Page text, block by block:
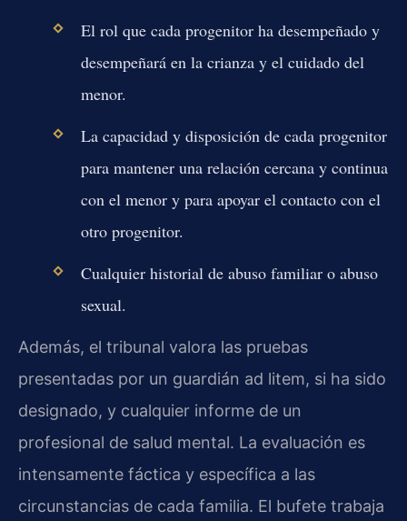
El rol que cada progenitor ha desempeñado y
desempeñará en la crianza y el cuidado del
menor.
La capacidad y disposición de cada progenitor
para mantener una relación cercana y continua
con el menor y para apoyar el contacto con el
otro progenitor.
Cualquier historial de abuso familiar o abuso
sexual.
Además, el tribunal valora las pruebas
presentadas por un guardián ad litem, si ha sido
designado, y cualquier informe de un
profesional de salud mental. La evaluación es
intensamente fáctica y específica a las
circunstancias de cada familia. El bufete trabaja